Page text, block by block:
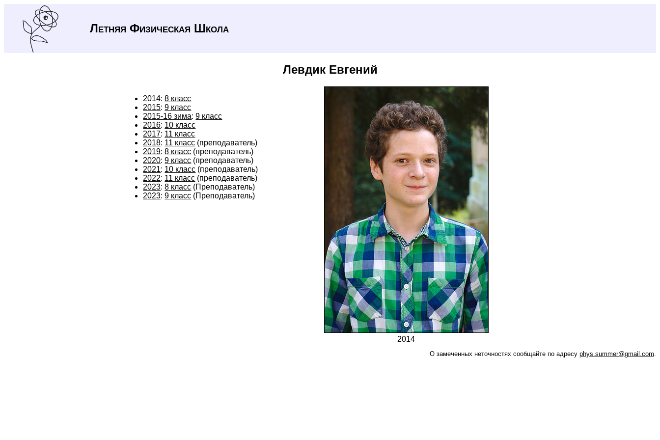
Летняя Физическая Школа
Левдик Евгений
2014:8 класс
2015:9 класс
2015-16 зима:9 класс
2016: 10 класс
2017: 11 класс
2018: 11 класс (преподаватель)
2019:8 класс (преподаватель)
2020:9 класс (преподаватель)
2021: 10 класс (преподаватель)
2022: 11 класс (преподаватель)
2023:8 класс (Преподаватель)
2023:9 класс (Преподаватель)
2014
О замеченных неточностях сообщайте по адресу phys.summer@gmail.com